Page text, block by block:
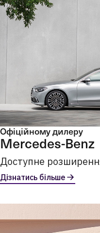
Офіційному дилеру
Mercedes-Benz
Доступне
Дізнатись більше